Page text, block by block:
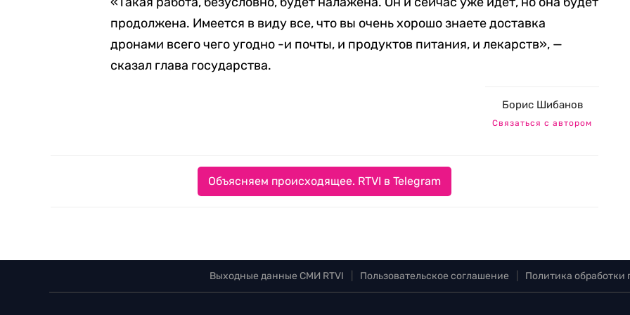
продолжена. Имеется в виду все, что вы очень хорошо знаете доставка
дронами всего чего угодно -и почты, и продуктов питания, и лекарств», —
сказал глава государства.
Борис Шибанов
Связаться с автором
Объясняем происходящее. RTVI в Telegram
Выходные данные СМИ RTVI Пользовательское соглашение Политика